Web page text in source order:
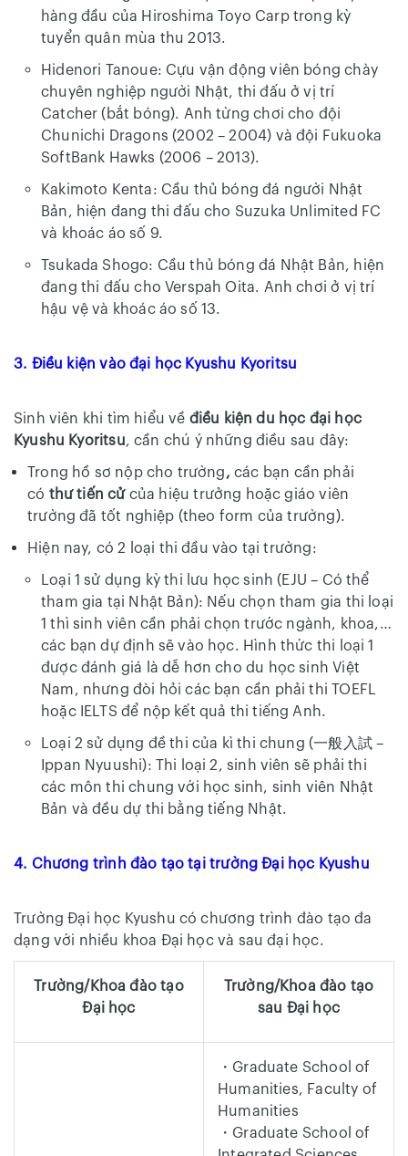
hàng đầu của Hiroshima Toyo Carp trong kỳ
tuyển quân mùa thu 2013.
Hidenori Tanoue: Cựu vận động viên bóng chày
chuyên nghiệp người Nhật, thi đấu ở vị trí
Catcher (bắt bóng). Anh từng chơi cho đội
Chunichi Dragons (2002 – 2004) và đội Fukuoka
SoftBank Hawks (2006 – 2013).
Kakimoto Kenta: Cầu thủ bóng đá người Nhật
Bản, hiện đang thi đấu cho Suzuka Unlimited FC
và khoác áo số 9.
Tsukada Shogo: Cầu thủ bóng đá Nhật Bản, hiện
đang thi đấu cho Verspah Oita. Anh chơi ở vị trí
hậu vệ và khoác áo số 13.
3. Điều kiện vào đại học Kyushu Kyoritsu
Sinh viên khi tìm hiểu về điều kiện du học đại học
Kyushu Kyoritsu, cần chú ý những điều sau đây:
Trong hồ sơ nộp cho trường,các bạn cần phải
có thư tiến cửcủa hiệu trưởng hoặc giáo viên
trường đã tốt nghiệp (theo form của trường).
Hiện nay, có 2 loại thi đầu vào tại trường:
Loại 1 sử dụng kỳ thi lưu học sinh (EJU – Có thể
tham gia tại Nhật Bản): Nếu chọn tham gia thi loại
1 thì sinh viên cần phải chọn trước ngành, khoa,…
các bạn dự định sẽ vào học. Hình thức thi loại 1
được đánh giá là dễ hơn cho du học sinh Việt
Nam, nhưng đòi hỏi các bạn cần phải thi TOEFL
hoặc IELTS để nộp kết quả thi tiếng Anh.
Loại 2 sử dụng đề thi của kì thi chung (一般入試 –
Ippan Nyuushi): Thi loại 2, sinh viên sẽ phải thi
các môn thi chung với học sinh, sinh viên Nhật
Bản và đều dự thi bằng tiếng Nhật.
4. Chương trình đào tạo tại trường Đại học Kyushu
Trường Đại học Kyushu có chương trình đào tạo đa
dạng với nhiều khoa Đại học và sau đại học.
Trường/Khoa đào tạo
Đại học
Trường/Khoa đào tạo
sau Đại học
・Graduate School of
Humanities, Faculty of
Humanities
・Graduate School of